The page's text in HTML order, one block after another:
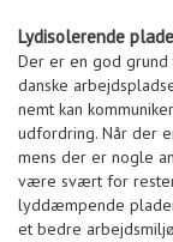
Lydisolerende
Der er en god
danske
nemt kan
udfordring. Når der
mens der er nogle
være svært for
lyddæmpende
et bedre